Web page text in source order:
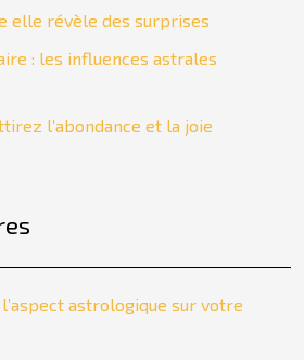
elle révèle des surprises
: les influences astrales
l’abondance et la joie
astrologique sur votre